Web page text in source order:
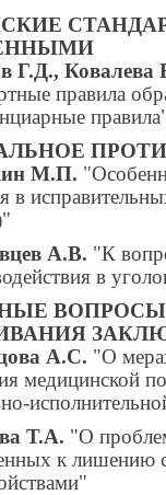
Г.Д., Ковалева
правила
М.П.
в
А.В. "К
в
А.С. "О
медицинской
Т.А. "О
к лишению